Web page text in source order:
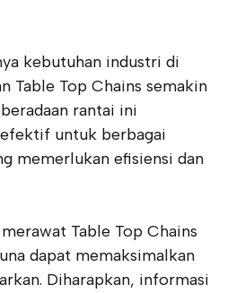
kebutuhan industri di
Table Top Chains semakin
rantai ini
untuk berbagai
memerlukan efisiensi dan
Table Top Chains
dapat memaksimalkan
Diharapkan, informasi